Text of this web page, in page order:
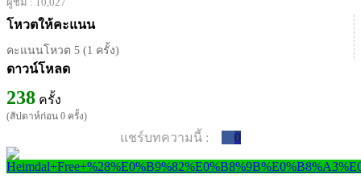
โหวตให้คะแนน
คะแนนโหวต 5 (1 ครั้ง)
ดาวน์โหลด
238 ครั้ง
(สัปดาห์ก่อน 0 ครั้ง)
แชร์บทความนี้ : 0